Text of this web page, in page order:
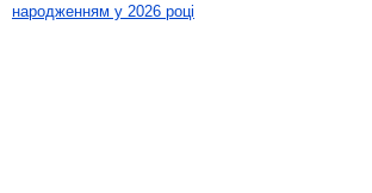
народженням у 2026 році